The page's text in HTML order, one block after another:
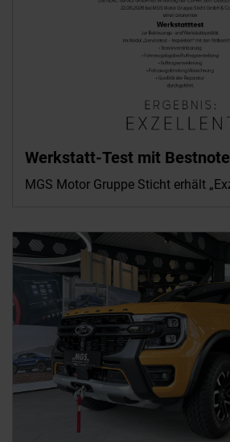
Werkstatt-Test mit Bestnote